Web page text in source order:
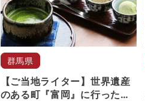
群馬県
【ご当地ライター】世界遺産
のある町『富岡』に行ったら